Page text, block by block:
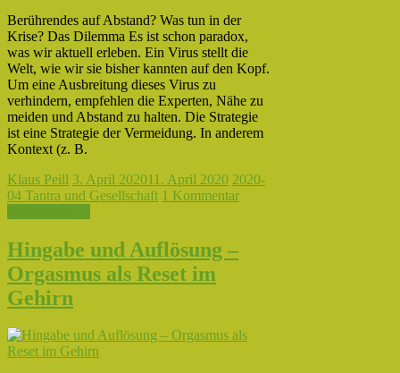
Berührendes auf Abstand? Was tun in der
Krise? Das Dilemma Es ist schon paradox,
was wir aktuell erleben. Ein Virus stellt die
Welt, wie wir sie bisher kannten auf den Kopf.
Um eine Ausbreitung dieses Virus zu
verhindern, empfehlen die Experten, Nähe zu
meiden und Abstand zu halten. Die Strategie
ist eine Strategie der Vermeidung. In anderem
Kontext (z. B.
Klaus Peill 3. April 202011. April 2020 2020-
04 Tantra und Gesellschaft 1 Kommentar
Hingabe und Auflösung –
Orgasmus als Reset im
Gehirn